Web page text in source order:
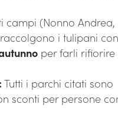
campi (Nonno Andrea,
i tulipani
per farli rifiorire
Tutti i parchi citati sono
sconti per persone